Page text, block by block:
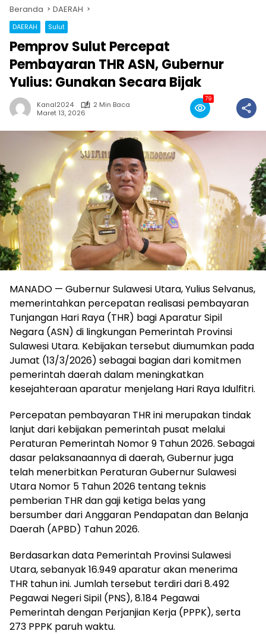
Beranda DAERAH
DAERAH Sulut
Pemprov Sulut Percepat
Pembayaran THR ASN, Gubernur
Yulius: Gunakan Secara Bijak
Kanal2024
2 Min Baca
Maret 13, 2026
79
MANADO — Gubernur Sulawesi Utara, Yulius Selvanus,
memerintahkan percepatan realisasi pembayaran
Tunjangan Hari Raya (THR) bagi Aparatur Sipil
Negara (ASN) di lingkungan Pemerintah Provinsi
Sulawesi Utara. Kebijakan tersebut diumumkan pada
Jumat (13/3/2026) sebagai bagian dari komitmen
pemerintah daerah dalam meningkatkan
kesejahteraan aparatur menjelang Hari Raya Idulfitri.
Percepatan pembayaran THR ini merupakan tindak
lanjut dari kebijakan pemerintah pusat melalui
Peraturan Pemerintah Nomor 9 Tahun 2026. Sebagai
dasar pelaksanaannya di daerah, Gubernur juga
telah menerbitkan Peraturan Gubernur Sulawesi
Utara Nomor 5 Tahun 2026 tentang teknis
pemberian THR dan gaji ketiga belas yang
bersumber dari Anggaran Pendapatan dan Belanja
Daerah (APBD) Tahun 2026.
Berdasarkan data Pemerintah Provinsi Sulawesi
Utara, sebanyak 16.949 aparatur akan menerima
THR tahun ini. Jumlah tersebut terdiri dari 8.492
Pegawai Negeri Sipil (PNS), 8.184 Pegawai
Pemerintah dengan Perjanjian Kerja (PPPK), serta
273 PPPK paruh waktu.